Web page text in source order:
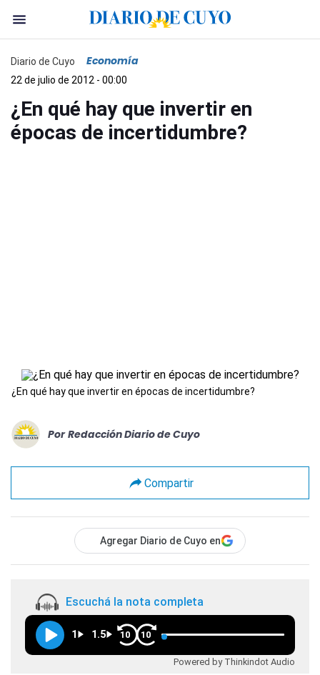
Diario de Cuyo Economía
22 de julio de 2012 - 00:00
¿En qué hay que invertir en
épocas de incertidumbre?
¿En qué hay que invertir en épocas de incertidumbre?
Por Redacción Diario de Cuyo
Compartir
Agregar Diario de Cuyo en
Escuchá la nota completa
1 1.5 10 10
Powered by Thinkindot Audio